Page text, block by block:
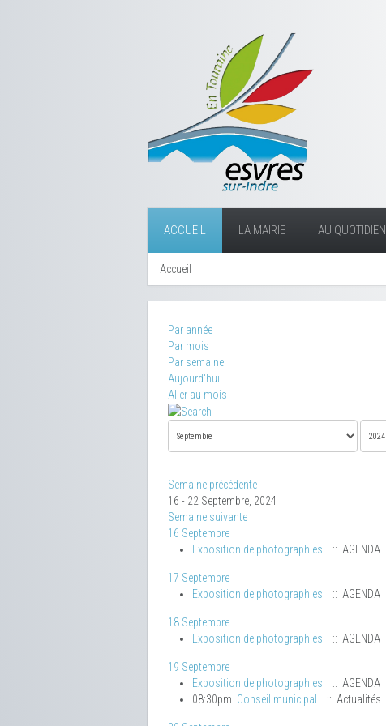
ACCUEIL LA MAIRIE AU QUOTIDIEN
Accueil
Par année
Par mois
Par semaine
Aujourd'hui
Aller au mois
Semaine précédente
16 - 22 Septembre, 2024
Semaine suivante
16 Septembre
Exposition de photographies
:: AGENDA
17 Septembre
Exposition de photographies
:: AGENDA
18 Septembre
Exposition de photographies
:: AGENDA
19 Septembre
Exposition de photographies
:: AGENDA
08:30pm Conseil municipal :: Actualités